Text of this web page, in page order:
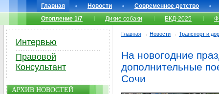
Главная Новости
Современное детство
Отопление 1/7
Дикие собаки БКД-2025
Главная → Новости → Транспорт и
На новогодние
дополнительные
Сочи
Интервью
Правовой
Консультант
АРХИВ НОВОСТЕЙ